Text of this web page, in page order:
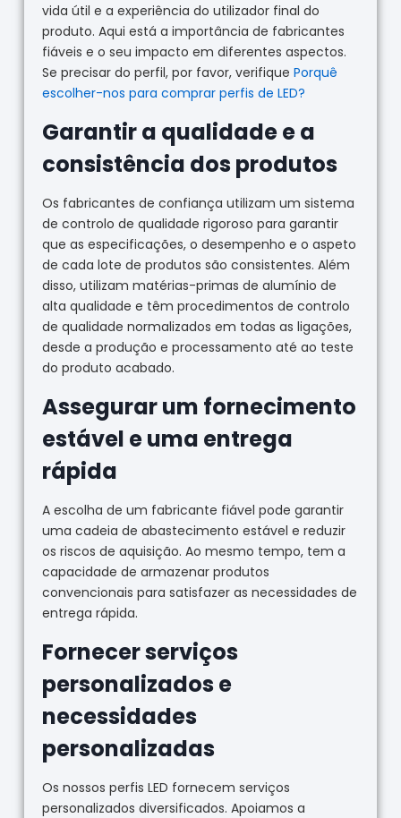
vida útil e a experiência do utilizador final do
produto. Aqui está a importância de fabricantes
fiáveis e o seu impacto em diferentes aspectos.
Se precisar do perfil, por favor, verifique Porquê
escolher-nos para comprar perfis de LED?
Garantir a qualidade e a
consistência dos produtos
Os fabricantes de confiança utilizam um sistema
de controlo de qualidade rigoroso para garantir
que as especificações, o desempenho e o aspeto
de cada lote de produtos são consistentes. Além
disso, utilizam matérias-primas de alumínio de
alta qualidade e têm procedimentos de controlo
de qualidade normalizados em todas as ligações,
desde a produção e processamento até ao teste
do produto acabado.
Assegurar um fornecimento
estável e uma entrega
rápida
A escolha de um fabricante fiável pode garantir
uma cadeia de abastecimento estável e reduzir
os riscos de aquisição. Ao mesmo tempo, tem a
capacidade de armazenar produtos
convencionais para satisfazer as necessidades de
entrega rápida.
Fornecer serviços
personalizados e
necessidades
personalizadas
Os nossos perfis LED fornecem serviços
personalizados diversificados. Apoiamos a